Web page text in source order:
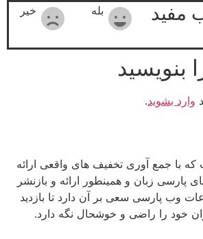
مفید
بله خیر
بنویسید
وارد بشوید.
که با جمع آوری تخفیف های واقعی ارائه
پارسی زبان و همینطور ارائه و بازنشر
وب پارسی سعی بر آن دارد تا بازدید
خود را راضی و خوشحال نگه دارد.